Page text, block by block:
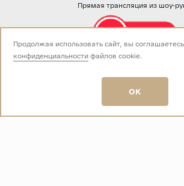
Прямая трансляция из шоу-
Звоните нам:
пн-вс 10:00 - 19:00
E-mail:
info@baza-plitki.ru
Продолжая использовать сайт, вы
конфиденциальностифайлов cookie.
OK